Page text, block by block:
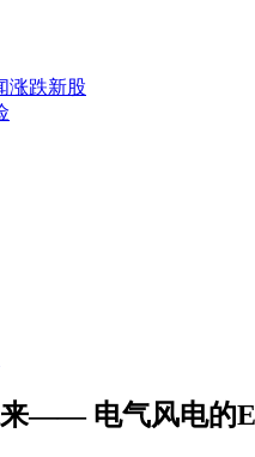
涨跌新股
—— 电气风电的